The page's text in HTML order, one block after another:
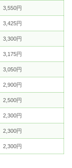
3,550円
3,425円
3,300円
3,175円
3,050円
2,900円
2,500円
2,300円
2,300円
2,300円